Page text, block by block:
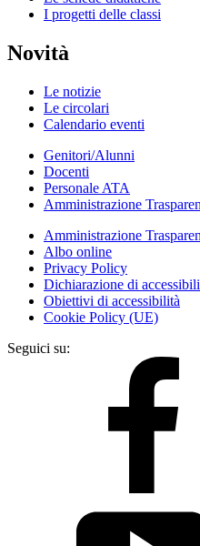
I progetti delle classi
Novità
Le notizie
Le circolari
Calendario eventi
Genitori/Alunni
Docenti
Personale ATA
Amministrazione
Amministrazione
Albo online
Privacy Policy
Dichiarazione di
Obiettivi di accessibilità
Cookie Policy (UE)
Seguici su: